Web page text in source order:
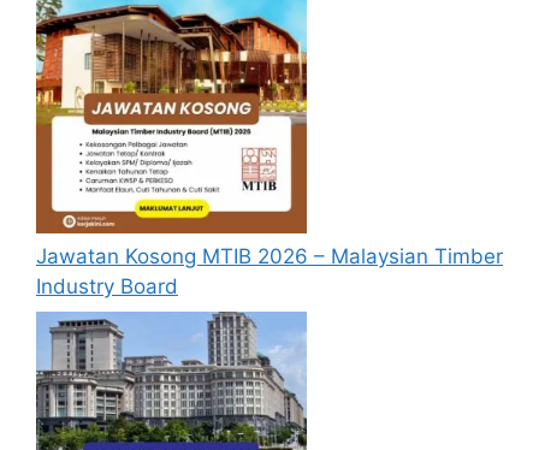
Jawatan Kosong MTIB 2026 – Malaysian Timber
Industry Board